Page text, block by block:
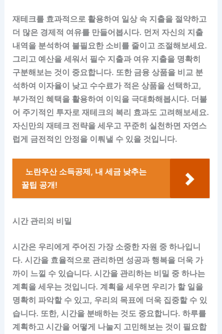
재테크를 효과적으로 활용하여 일상 속 지출을 절약하고
더 많은 경제적 여유를 만들어봅시다. 먼저 자신의 지출
내역을 분석하여 불필요한 소비를 줄이고 조절해보세요.
그리고 예산을 세워서 필수 지출과 여유 지출을 명확히
구분해보는 것이 중요합니다. 또한 금융 상품을 비교 분
석하여 이자율이 낮고 수수료가 적은 상품을 선택하고,
부가적인 혜택을 활용하여 이익을 극대화해봅시다. 더불
어 주기적인 투자로 재테크의 복리 효과도 고려해보세요.
자신만의 재테크 전략을 세우고 꾸준히 실천하면 자연스
럽게 금전적인 안정을 이뤄낼 수 있을 것입니다.
노란우산 소득공제, 내 세금 낮추는
꿀팁 공개!
시간 관리의 비밀
시간은 우리에게 주어진 가장 소중한 자원 중 하나입니
다. 시간을 효율적으로 관리하면 성공과 행복을 더욱 가
까이 느낄 수 있습니다. 시간을 관리하는 비밀 중 하나는
계획을 세우는 것입니다. 계획을 세우면 우리가 할 일을
명확히 파악할 수 있고, 우리의 목표에 더욱 집중할 수 있
습니다. 또한, 시간을 분배하는 것도 중요합니다. 하루를
계획하고 시간을 어떻게 나눌지 고민해보는 것이 필요합